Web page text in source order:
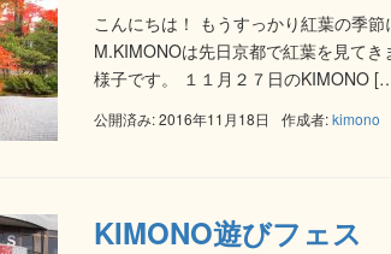
こんにちは！ もうすっかり紅葉の季
M.KIMONOは先日京都で紅葉を見て
様子です。 １１月２７日のKIMONO
公開済み: 2016年11月18日 作成者:kimono
KIMONO遊びフェス